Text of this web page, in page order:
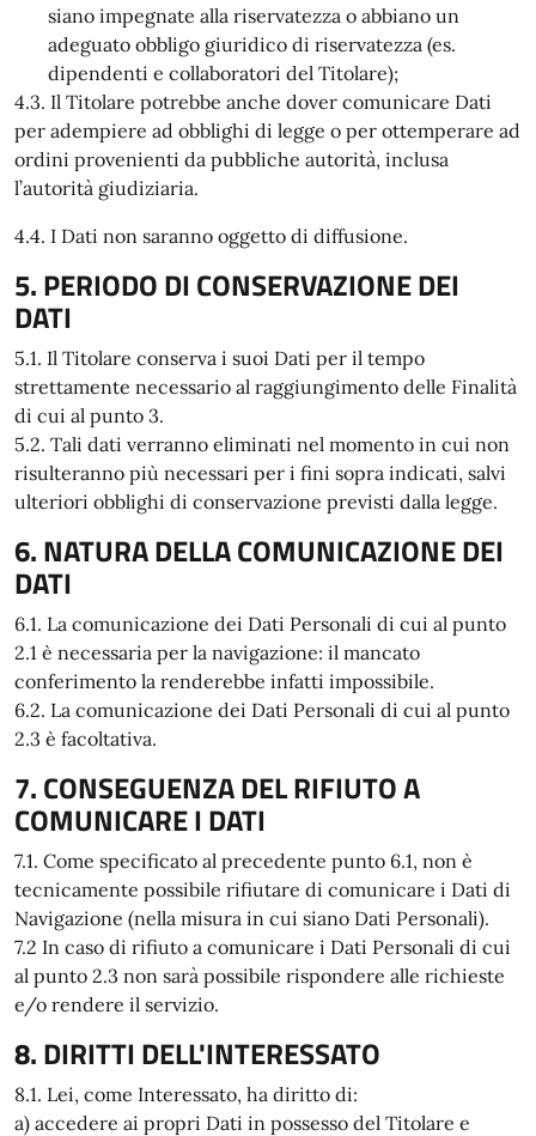
siano impegnate alla riservatezza o abbiano un
adeguato obbligo giuridico di riservatezza (es.
dipendenti e collaboratori del Titolare);
4.3. Il Titolare potrebbe anche dover comunicare Dati
per adempiere ad obblighi di legge o per ottemperare ad
ordini provenienti da pubbliche autorità, inclusa
l’autorità giudiziaria.
4.4. I Dati non saranno oggetto di diffusione.
5. PERIODO DI CONSERVAZIONE DEI
DATI
5.1. Il Titolare conserva i suoi Dati per il tempo
strettamente necessario al raggiungimento delle Finalità
di cui al punto 3.
5.2. Tali dati verranno eliminati nel momento in cui non
risulteranno più necessari per i fini sopra indicati, salvi
ulteriori obblighi di conservazione previsti dalla legge.
6. NATURA DELLA COMUNICAZIONE DEI
DATI
6.1. La comunicazione dei Dati Personali di cui al punto
2.1 è necessaria per la navigazione: il mancato
conferimento la renderebbe infatti impossibile.
6.2. La comunicazione dei Dati Personali di cui al punto
2.3 è facoltativa.
7. CONSEGUENZA DEL RIFIUTO A
COMUNICARE I DATI
7.1. Come specificato al precedente punto 6.1, non è
tecnicamente possibile rifiutare di comunicare i Dati di
Navigazione (nella misura in cui siano Dati Personali).
7.2 In caso di rifiuto a comunicare i Dati Personali di cui
al punto 2.3 non sarà possibile rispondere alle richieste
e/o rendere il servizio.
8. DIRITTI DELL'INTERESSATO
8.1. Lei, come Interessato, ha diritto di:
a) accedere ai propri Dati in possesso del Titolare e